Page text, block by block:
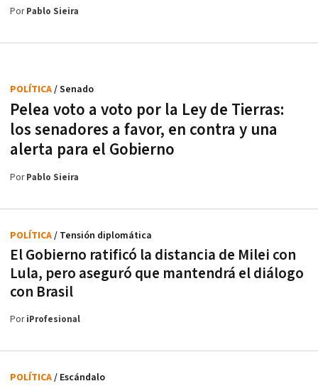
PorPablo Sieira
Pelea voto a voto por la Ley de Tierras:
los senadores a favor, en contra y una
alerta para el Gobierno
POLÍTICA/ Senado
PorPablo Sieira
El Gobierno ratificó la distancia de Milei con
Lula, pero aseguró que mantendrá el diálogo
con Brasil
POLÍTICA/ Tensión diplomática
PoriProfesional
POLÍTICA/ Escándalo